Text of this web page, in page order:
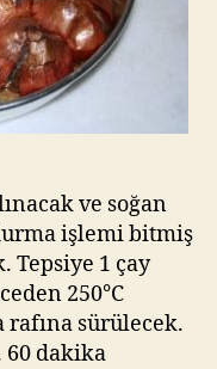
ve soğan
işlemi bitmiş
Tepsiye 1 çay
250°C
rafına sürülecek.
60 dakika